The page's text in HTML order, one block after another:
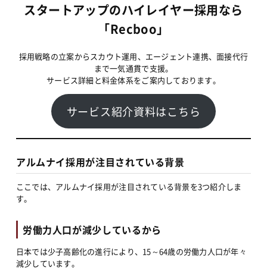
スタートアップのハイレイヤー採用なら
「Recboo」
採用戦略の立案からスカウト運用、エージェント連携、面接代行
まで一気通貫で支援。
サービス詳細と料金体系をご案内しております。
サービス紹介資料はこちら
アルムナイ採用が注目されている背景
ここでは、アルムナイ採用が注目されている背景を3つ紹介しま
す。
労働力人口が減少しているから
日本では少子高齢化の進行により、15～64歳の労働力人口が年々
減少しています。